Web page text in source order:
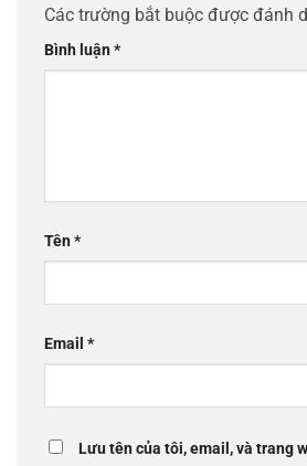
Các trường bắt buộc được đánh
Bình luận*
Tên*
Email *
Lưu tên của tôi, email, và trang